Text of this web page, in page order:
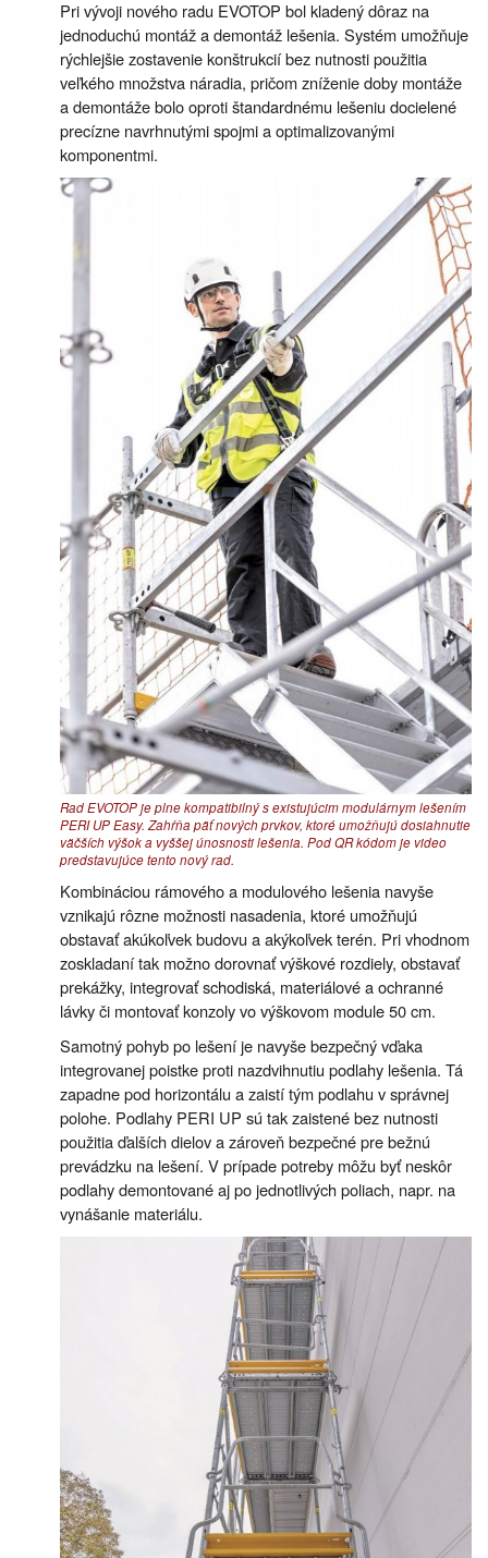
Pri vývoji nového radu EVOTOP bol kladený dôraz na
jednoduchú montáž a demontáž lešenia. Systém umožňuje
rýchlejšie zostavenie konštrukcií bez nutnosti použitia
veľkého množstva náradia, pričom zníženie doby montáže
a demontáže bolo oproti štandardnému lešeniu docielené
precízne navrhnutými spojmi a optimalizovanými
komponentmi.
Rad EVOTOP je plne kompatibilný s existujúcim modulárnym lešením
PERI UP Easy. Zahŕňa päť nových prvkov, ktoré umožňujú dosiahnutie
väčších výšok a vyššej únosnosti lešenia. Pod QR kódom je video
predstavujúce tento nový rad.
Kombináciou rámového a modulového lešenia navyše
vznikajú rôzne možnosti nasadenia, ktoré umožňujú
obstavať akúkoľvek budovu a akýkoľvek terén. Pri vhodnom
zoskladaní tak možno dorovnať výškové rozdiely, obstavať
prekážky, integrovať schodiská, materiálové a ochranné
lávky či montovať konzoly vo výškovom module 50 cm.
Samotný pohyb po lešení je navyše bezpečný vďaka
integrovanej poistke proti nazdvihnutiu podlahy lešenia. Tá
zapadne pod horizontálu a zaistí tým podlahu v správnej
polohe. Podlahy PERI UP sú tak zaistené bez nutnosti
použitia ďalších dielov a zároveň bezpečné pre bežnú
prevádzku na lešení. V prípade potreby môžu byť neskôr
podlahy demontované aj po jednotlivých poliach, napr. na
vynášanie materiálu.